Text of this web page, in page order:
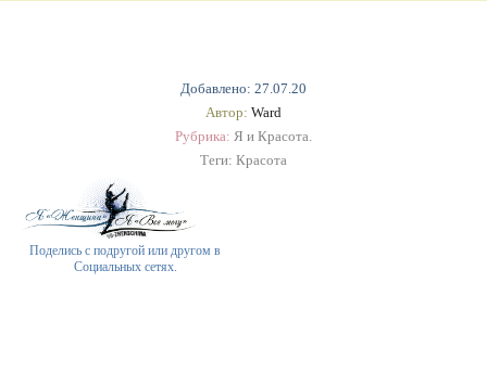
Добавлено: 27.07.20
Автор: Ward
Рубрика: Я и Красота.
Теги: Красота
Поделись с подругой или другом в
Социальных сетях.